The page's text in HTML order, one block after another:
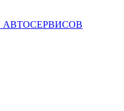
АВТОСЕРВИСОВ